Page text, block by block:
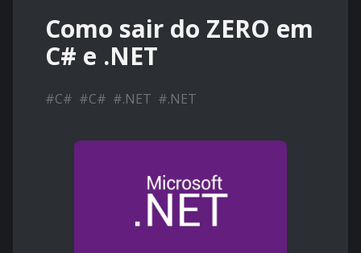
Como sair do ZERO em
C# e .NET
#C# #C# #.NET #.NET